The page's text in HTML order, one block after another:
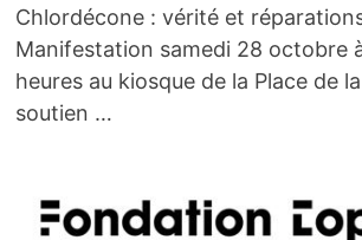
Chlordécone : vérité et
Manifestation samedi 28 octobre
heures au kiosque de la Place de
soutien …